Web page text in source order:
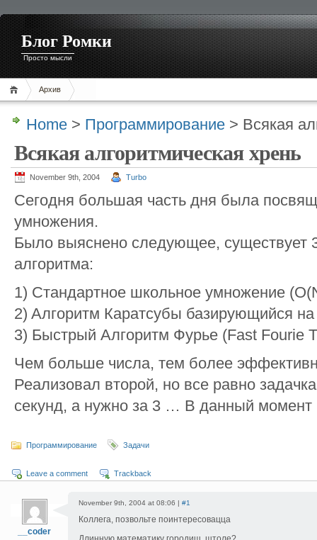
Блог Ромки
Просто мысли
Архив
Home > Программирование > Всякая
Всякая алгоритмическая хрень
November 9th, 2004 Turbo
Сегодня большая часть дня была
умножения.
Было выяснено следующее, существует
алгоритма:
1) Стандартное школьное умножение
2) Aлгоритм Каратсубы базирующийся
3) Быстрый Алгоритм Фурье (Fast Fourie
Чем больше числа, тем более
Реализовал второй, но все равно
секунд, а нужно за 3 … В данный момент
Программирование Задачи
Leave a comment Trackback
__coder
November 9th, 2004 at 08:06 | #1
Коллега, позвольте поинтересовацца